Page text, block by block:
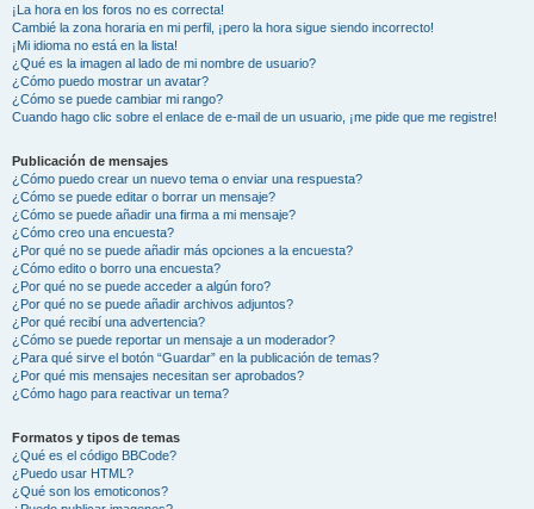
¡La hora en los foros no es correcta!
Cambié la zona horaria en mi perfil, ¡pero la hora sigue siendo incorrecto!
¡Mi idioma no está en la lista!
¿Qué es la imagen al lado de mi nombre de usuario?
¿Cómo puedo mostrar un avatar?
¿Cómo se puede cambiar mi rango?
Cuando hago clic sobre el enlace de e-mail de un usuario, ¡me pide que me registre!
Publicación de mensajes
¿Cómo puedo crear un nuevo tema o enviar una respuesta?
¿Cómo se puede editar o borrar un mensaje?
¿Cómo se puede añadir una firma a mi mensaje?
¿Cómo creo una encuesta?
¿Por qué no se puede añadir más opciones a la encuesta?
¿Cómo edito o borro una encuesta?
¿Por qué no se puede acceder a algún foro?
¿Por qué no se puede añadir archivos adjuntos?
¿Por qué recibí una advertencia?
¿Cómo se puede reportar un mensaje a un moderador?
¿Para qué sirve el botón “Guardar” en la publicación de temas?
¿Por qué mis mensajes necesitan ser aprobados?
¿Cómo hago para reactivar un tema?
Formatos y tipos de temas
¿Qué es el código BBCode?
¿Puedo usar HTML?
¿Qué son los emoticonos?